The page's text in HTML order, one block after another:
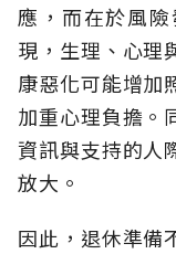
應，而在於風
現，生理、心理
康惡化可能增加
加重心理負擔。
資訊與支持的人
放大。
因此，退休準備